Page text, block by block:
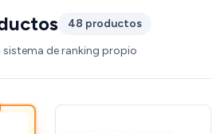
48 productos
de ranking propio